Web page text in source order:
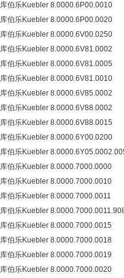
库伯乐Kuebler 8.0000.6P00.0010
库伯乐Kuebler 8.0000.6P00.0020
库伯乐Kuebler 8.0000.6V00.0250
库伯乐Kuebler 8.0000.6V81.0002
库伯乐Kuebler 8.0000.6V81.0005
库伯乐Kuebler 8.0000.6V81.0010
库伯乐Kuebler 8.0000.6V85.0002
库伯乐Kuebler 8.0000.6V88.0002
库伯乐Kuebler 8.0000.6V88.0015
库伯乐Kuebler 8.0000.6Y00.0200
库伯乐Kuebler
库伯乐Kuebler 8.0000.7000.0000
库伯乐Kuebler 8.0000.7000.0010
库伯乐Kuebler 8.0000.7000.0011
库伯乐Kuebler
库伯乐Kuebler 8.0000.7000.0015
库伯乐Kuebler 8.0000.7000.0018
库伯乐Kuebler 8.0000.7000.0019
库伯乐Kuebler 8.0000.7000.0020